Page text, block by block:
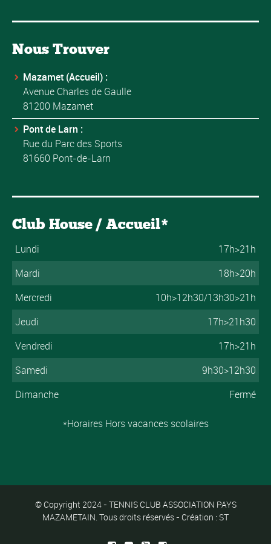
Nous Trouver
Mazamet (Accueil) :
Avenue Charles de Gaulle
81200 Mazamet
Pont de Larn :
Rue du Parc des Sports
81660 Pont-de-Larn
Club House / Accueil*
Lundi
17h>21h
Mardi
18h>20h
Mercredi
10h>12h30/13h30>21h
Jeudi
17h>21h30
Vendredi
17h>21h
Samedi
9h30>12h30
Dimanche
Fermé
*Horaires Hors vacances scolaires
© Copyright 2024 - TENNIS CLUB ASSOCIATION PAYS
MAZAMETAIN. Tous droits réservés - Création : ST